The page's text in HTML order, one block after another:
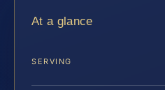
At a glance
SERVING